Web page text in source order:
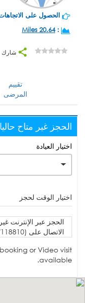
الحصول على
:
20.64 Miles
شارك
تقييم
المرضى
الحجز غير متاح حاليا
اختيار العيادة
اختيار الوقت لحجز
الحجز عبر الإنترنت
الاتصال على (71/118810) لتحديد موعد!
or Video visit
available.